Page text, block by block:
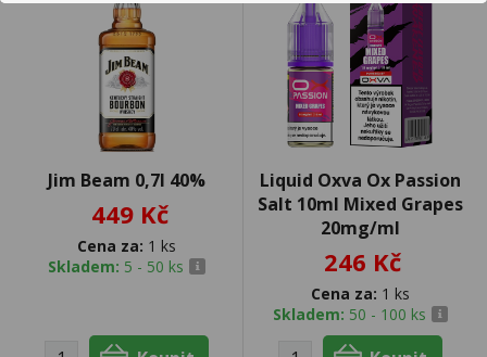
Jim Beam 0,7l 40%
449 Kč
Cena za: 1 ks
Skladem: 5 - 50 ks
Liquid Oxva Ox Passion
Salt 10ml Mixed Grapes
20mg/ml
246 Kč
Cena za: 1 ks
Skladem: 50 - 100 ks